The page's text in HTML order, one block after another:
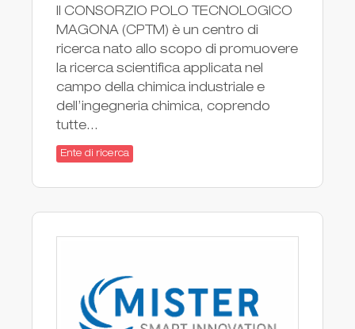
Il CONSORZIO POLO TECNOLOGICO
MAGONA (CPTM) è un centro di
ricerca nato allo scopo di promuovere
la ricerca scientifica applicata nel
campo della chimica industriale e
dell’ingegneria chimica, coprendo
tutte...
Ente di ricerca